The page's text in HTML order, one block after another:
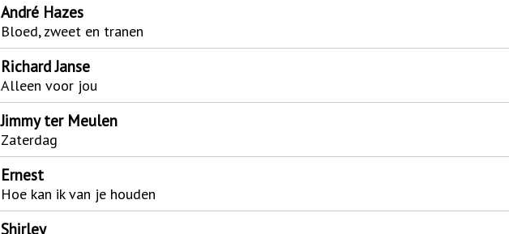
André Hazes
Bloed, zweet en tranen
Richard Janse
Alleen voor jou
Jimmy ter Meulen
Zaterdag
Ernest
Hoe kan ik van je houden
Shirley